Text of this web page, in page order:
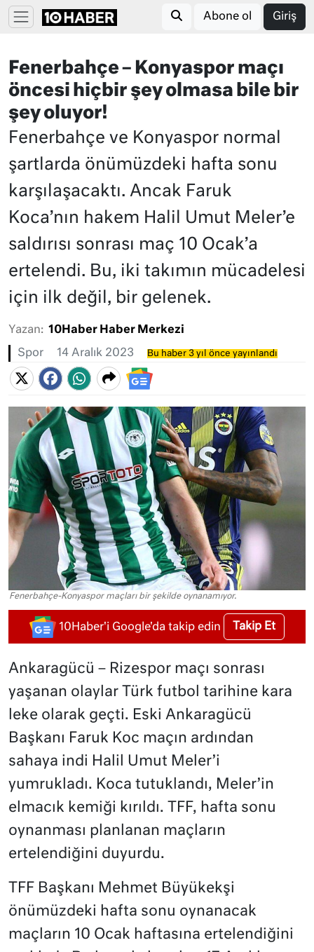
Abone ol Giriş
Fenerbahçe – Konyaspor maçı
öncesi hiçbir şey olmasa bile bir
şey oluyor!
Fenerbahçe ve Konyaspor normal
şartlarda önümüzdeki hafta sonu
karşılaşacaktı. Ancak Faruk
Koca’nın hakem Halil Umut Meler’e
saldırısı sonrası maç 10 Ocak’a
ertelendi. Bu, iki takımın mücadelesi
için ilk değil, bir gelenek.
Yazan: 10Haber Haber Merkezi
Spor 14 Aralık 2023 Bu haber 3 yıl önce yayınlandı
Fenerbahçe-Konyaspor maçları bir şekilde oynanamıyor.
10Haber'i Google'da takip edin Takip Et
Ankaragücü – Rizespor maçı sonrası
yaşanan olaylar Türk futbol tarihine kara
leke olarak geçti. Eski Ankaragücü
Başkanı Faruk Koc maçın ardından
sahaya indi Halil Umut Meler’i
yumrukladı. Koca tutuklandı, Meler’in
elmacık kemiği kırıldı. TFF, hafta sonu
oynanması planlanan maçların
ertelendiğini duyurdu.
TFF Başkanı Mehmet Büyükekşi
önümüzdeki hafta sonu oynanacak
maçların 10 Ocak haftasına ertelendiğini